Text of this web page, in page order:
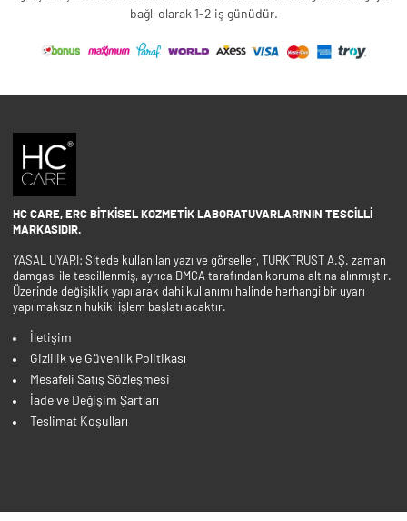
bağlı olarak 1-2 iş günüdür.
HC CARE, ERC BITKISEL KOZMETIK LABORATUVARLARI'NIN TESCILLI
MARKASIDIR.
YASAL UYARI: Sitede kullanılan yazı ve görseller, TURKTRUST A.Ş. zaman
damgası ile tescillenmiş, ayrıca DMCA tarafından koruma altına alınmıştır.
Üzerinde değişiklik yapılarak dahi kullanımı halinde herhangi bir uyarı
yapılmaksızın hukiki işlem başlatılacaktır.
İletişim
Gizlilik ve Güvenlik Politikası
Mesafeli Satış Sözleşmesi
İade ve Değişim Şartları
Teslimat Koşulları